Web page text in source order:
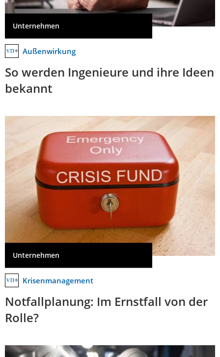
Unternehmen
Außenwirkung
So werden Ingenieure und ihre Ideen
bekannt
Unternehmen
Krisenmanagement
Notfallplanung: Im Ernstfall von der
Rolle?